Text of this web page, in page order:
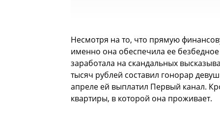
Несмотря на то, что прямую
именно она обеспечила ее
заработала на скандальных
тысяч рублей составил гонорар
апреле ей выплатил Первый канал.
квартиры, в которой она проживает.